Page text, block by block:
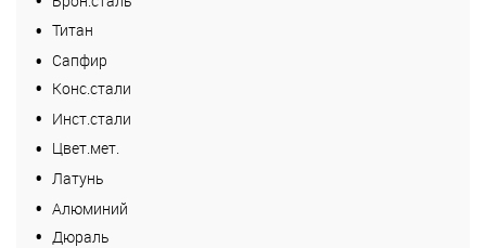
Титан
Сапфир
Конс.стали
Инст.стали
Цвет.мет.
Латунь
Алюминий
Дюраль